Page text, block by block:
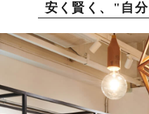
安く賢く、"自